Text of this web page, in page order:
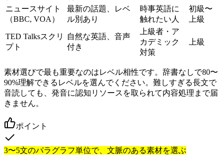
ニュースサイト
（BBC, VOA）
最新の話題、レベ
ル別あり
時事英語に
触れたい人
初級〜
上級
TED Talksスクリ
プト
自然な英語、音声
付き
上級者・ア
カデミック
対策
上級
素材選びで最も重要なのはレベル相性です。辞書なしで80〜
90%理解できるレベルを選んでください。難しすぎる長文で
音読しても、発音に認知リソースを取られて内容処理まで届
きません。
ポイント
3〜5文のパラグラフ単位で、文脈のある素材を選ぶ